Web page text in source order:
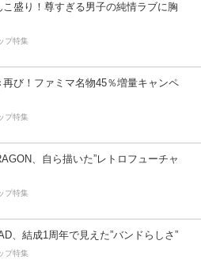
こ盛り！尊すぎる男子の純情ラブに胸
プ特集
再び！ファミマ名物45％増量キャンペ
プ特集
、自ら描いた”レトロフューチャ
プ特集
、結成1周年で見えた”バンドらしさ”
プ特集